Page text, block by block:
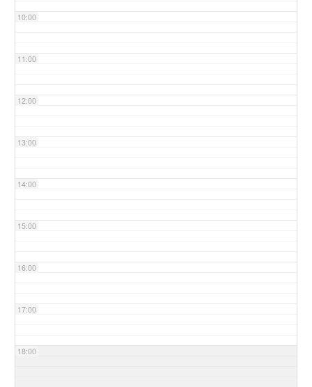
10:00
11:00
12:00
13:00
14:00
15:00
16:00
17:00
18:00